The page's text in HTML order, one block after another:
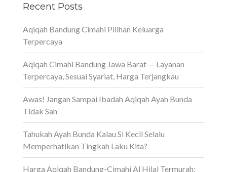
Recent Posts
Aqiqah Bandung Cimahi Pilihan Keluarga
Terpercaya
Aqiqah Cimahi Bandung Jawa Barat — Layanan
Terpercaya, Sesuai Syariat, Harga Terjangkau
Awas! Jangan Sampai Ibadah Aqiqah Ayah Bunda
Tidak Sah
Tahukah Ayah Bunda Kalau Si Kecil Selalu
Memperhatikan Tingkah Laku Kita?
Harga Aqiqah Bandung-Cimahi Al Hilal Termurah: